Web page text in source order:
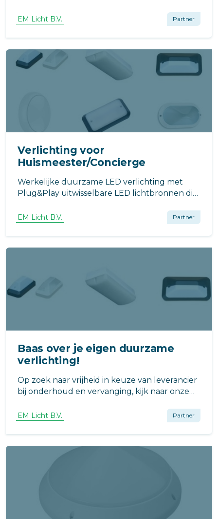
groene LED. Ideaal voor LED-buizen.
EM Licht B.V. Partner
Verlichting voor
Huismeester/Concierge
Werkelijke duurzame LED verlichting met
Plug&Play uitwisselbare LED lichtbronnen die
merk en leverancier onafhankelijk zodat u zelf
bepaald waar en hoe u e.e.a. aanschaft.
EM Licht B.V. Partner
Baas over je eigen duurzame
verlichting!
Op zoek naar vrijheid in keuze van leverancier
bij onderhoud en vervanging, kijk naar onze
EM Licht B.V. Partner